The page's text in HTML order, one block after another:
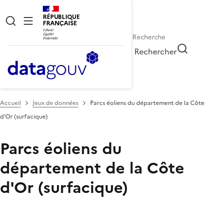
RÉPUBLIQUE
FRANÇAISE
Rechercher
Accueil Jeux de données
Parcs éoliens du département de la Côte
d'Or (surfacique)
Parcs éoliens du
département de la Côte
d'Or (surfacique)